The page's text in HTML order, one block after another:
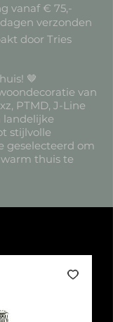
vanaf € 75,-
verzonden
door Tries
🤎
van
PTMD, J-Line
landelijke
stijlvolle
geselecteerd om
thuis te